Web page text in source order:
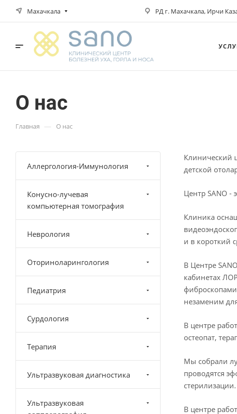
Махачкала РД г. Махачкала, Ирчи
О нас
Главная — О нас
Клинический
детской
Центр SANO -
Клиника
и в короткий
В Центре
кабинетах
незаменим
В центре
остеопат,
Мы собрали
проводятся
стерилизации.
В центре
Аллергология-Иммунология
Конусно-лучевая
компьютерная томография
Неврология
Оториноларингология
Педиатрия
Сурдология
Терапия
Ультразвуковая диагностика
Ультразвуковая